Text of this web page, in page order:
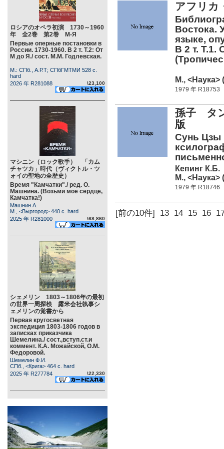
ロシアのオペラ初演 1730～1960
年 全2巻 第2巻 М-Я
Первые оперные постановки в
России. 1730-1960. В 2 т. Т.2: От
М до Я./ сост. М.М. Годлевская.
М.: СПб., А.Р.Т; СПбГМТМИ 528 c.
hard
2026 年 R281088
\23,100
マシニン（ロック歌手） 「カム
チャツカ」時代（ヴィクトル・ツ
ォイの聖地の全歴史）
Время "Камчатки"./ ред. О.
Машнина. (Возьми мое сердце,
Камчатка!)
Машнин А.
М., <Выргород> 440 c. hard
2025 年 R281000
\68,860
シェメリン 1803～1806年の最初
の世界一周探検 露米会社執事シ
ェメリンの覚書から
Первая кругосветная
экспедиция 1803-1806 годов в
записках приказчика
Шемелина./ сост.,вступ.ст.и
коммент. К.А. Можайской, О.М.
Федоровой.
Шемелин Ф.И.
СПб., <Крига> 464 c. hard
2025 年 R277784
\22,330
アフリカ
Востока.
языке,
В 2 т.
М., <Наука>
1979 年 R18753
孫子 タ
版
Сунь Цзы
Кепинг К.Б.
М., <Наука>
1979 年 R18746
[前の10件] 13 14 15 16